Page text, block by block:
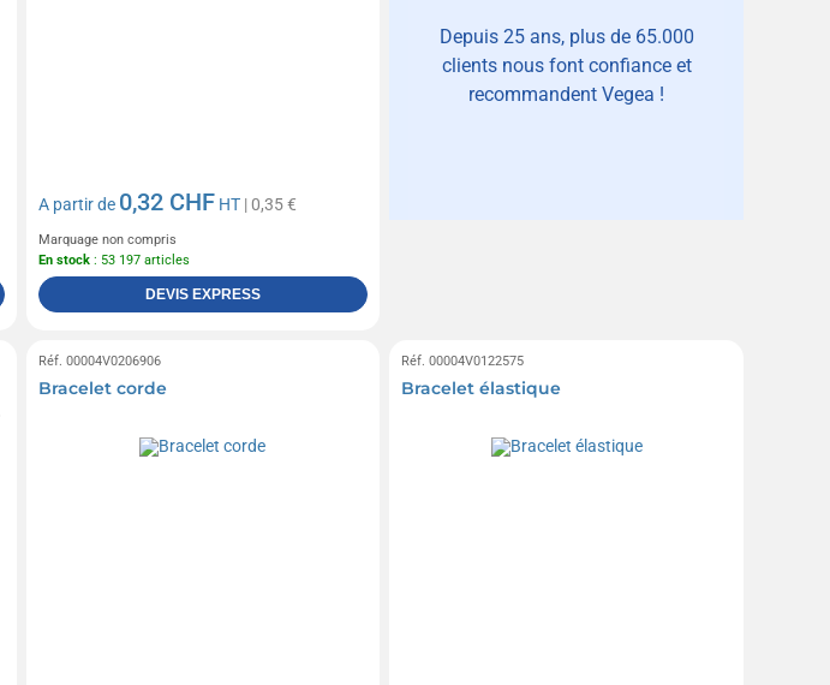
A partir de 0,32 CHF HT| 0,35 €
Marquage non compris
En stock: 53 197 articles
DEVIS EXPRESS
Depuis 25 ans, plus de 65.000
clients nous font confiance et
recommandent Vegea !
Réf. 00004V0206906
Bracelet corde
Réf. 00004V0122575
Bracelet élastique